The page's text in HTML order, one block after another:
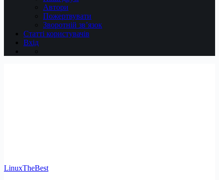
Автори
Пожертвувати
Зворотній зв’язок
Статті користувачів
Вхід
LinuxTheBest